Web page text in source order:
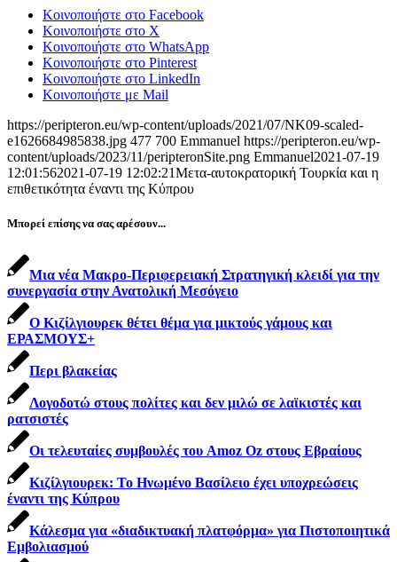
Κοινοποιήστε στο Facebook
Κοινοποιήστε στο X
Κοινοποιήστε στο WhatsApp
Κοινοποιήστε στο Pinterest
Κοινοποιήστε στο LinkedIn
Κοινοποιήστε με Mail
https://peripteron.eu/wp-content/uploads/2021/07/NK09-scaled-
e1626684985838.jpg 477 700 Emmanuel https://peripteron.eu/wp-
content/uploads/2023/11/peripteronSite.png Emmanuel2021-07-19
12:01:562021-07-19 12:02:21Μετα-αυτοκρατορική Τουρκία και η
επιθετικότητα έναντι της Κύπρου
Μπορεί επίσης να σας αρέσουν...
Μια νέα Μακρο-Περιφερειακή Στρατηγική κλειδί για την
συνεργασία στην Ανατολική Μεσόγειο
Ο Κιζίλγιουρεκ θέτει θέμα για μικτούς γάμους και
ΕΡΑΣΜΟΥΣ+
Περι βλακείας
Λογοδοτώ στους πολίτες και δεν μιλώ σε λαϊκιστές και
ρατσιστές
Οι τελευταίες συμβουλές του Amoz Oz στους Εβραίους
Κιζίλγιουρεκ: Το Ηνωμένο Βασίλειο έχει υποχρεώσεις
έναντι της Κύπρου
Κάλεσμα για «διαδικτυακή πλατφόρμα» για Πιστοποιητικά
Εμβολιασμού